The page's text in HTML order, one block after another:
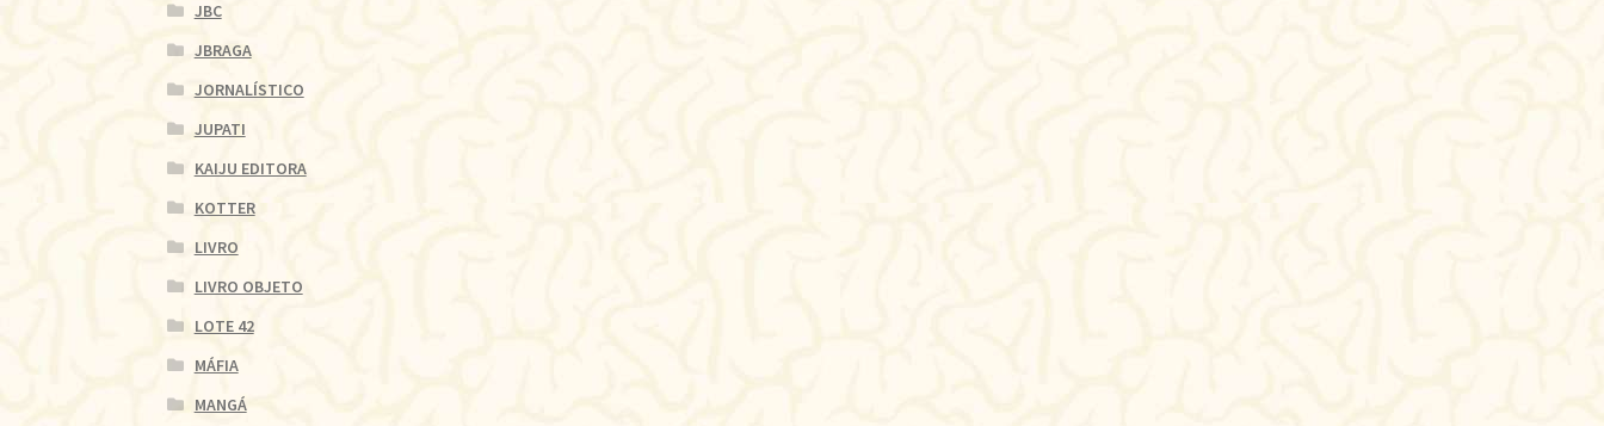
JBC
JBRAGA
JORNALÍSTICO
JUPATI
KAIJU EDITORA
KOTTER
LIVRO
LIVRO OBJETO
LOTE 42
MÁFIA
MANGÁ